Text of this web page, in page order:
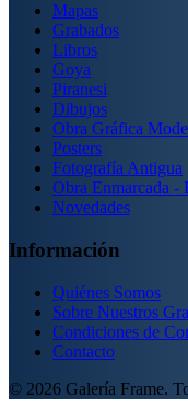
Mapas
Grabados
Libros
Goya
Piranesi
Dibujos
Obra Gráfica
Posters
Fotografía Antigua
Obra Enmarcada -
Novedades
Información
Quiénes Somos
Sobre Nuestros
Condiciones de
Contacto
© 2026 Galería Frame.